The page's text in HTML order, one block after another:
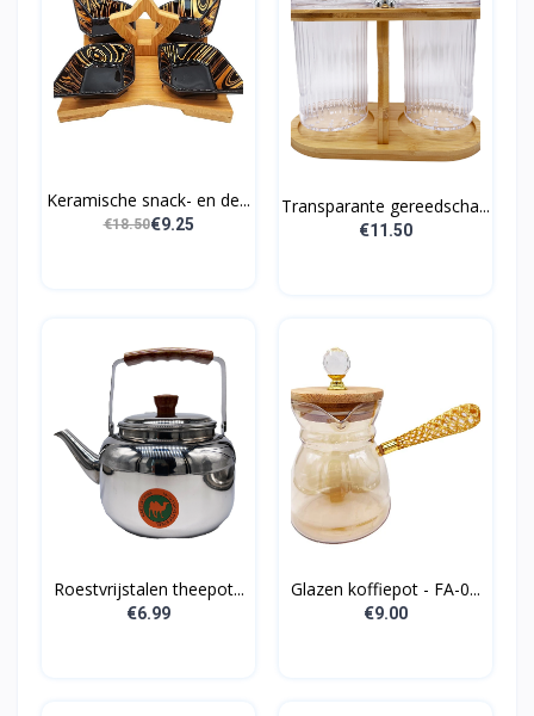
Keramische snack- en de...
€18.50€9.25
Transparante gereedscha...
€11.50
Roestvrijstalen theepot...
€6.99
Glazen koffiepot - FA-0...
€9.00